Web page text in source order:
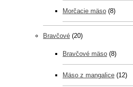
Morčacie mäso (8)
Bravčové (20)
Bravčové mäso (8)
Mäso z mangalice (12)